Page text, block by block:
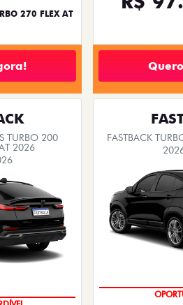
270 FLEX AT
TURBO 200
2026
FASTBACK